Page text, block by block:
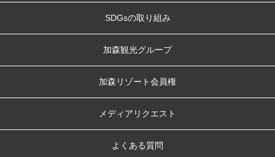
SDGsの取り組み
加森観光グループ
加森リゾート会員権
メディアリクエスト
よくある質問